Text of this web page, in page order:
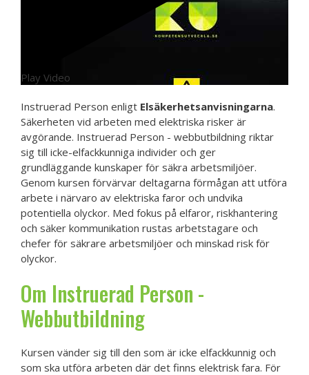
Play Video
Instruerad Person enligt Elsäkerhetsanvisningarna.
Säkerheten vid arbeten med elektriska risker är
avgörande. Instruerad Person - webbutbildning riktar
sig till icke-elfackkunniga individer och ger
grundläggande kunskaper för säkra arbetsmiljöer.
Genom kursen förvärvar deltagarna förmågan att utföra
arbete i närvaro av elektriska faror och undvika
potentiella olyckor. Med fokus på elfaror, riskhantering
och säker kommunikation rustas arbetstagare och
chefer för säkrare arbetsmiljöer och minskad risk för
olyckor.
Om Instruerad Person -
Webbutbildning
Kursen vänder sig till den som är icke elfackkunnig och
som ska utföra arbeten där det finns elektrisk fara. För